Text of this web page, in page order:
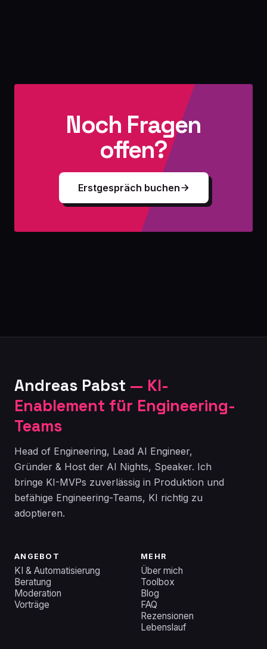
Noch Fragen
offen?
Erstgespräch buchen
Andreas Pabst — KI-
Enablement für Engineering-
Teams
Head of Engineering, Lead AI Engineer,
Gründer & Host der AI Nights, Speaker. Ich
bringe KI-MVPs zuverlässig in Produktion und
befähige Engineering-Teams, KI richtig zu
adoptieren.
ANGEBOT
KI & Automatisierung
Beratung
Moderation
Vorträge
MEHR
Über mich
Toolbox
Blog
FAQ
Rezensionen
Lebenslauf